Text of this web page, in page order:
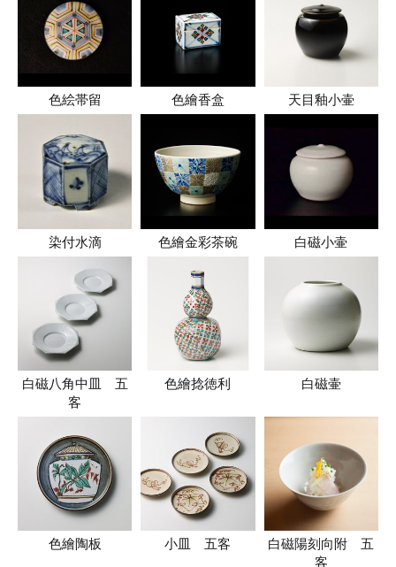
色絵帯留 色繪香盒 天目釉小壷
染付水滴 色繪金彩茶碗 白磁小壷
白磁八角中皿 五
客
色繪捻徳利 白磁壷
色繪陶板 小皿 五客
白磁陽刻向附 五
客